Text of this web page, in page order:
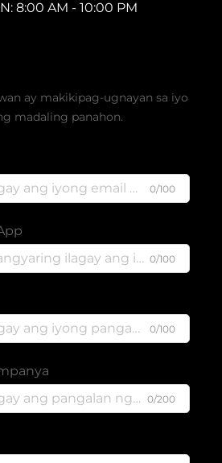
8:00 AM - 10:00 PM
ay makikipag-ugnayan sa iyo
madaling panahon.
0/100
0/100
0/100
0/200